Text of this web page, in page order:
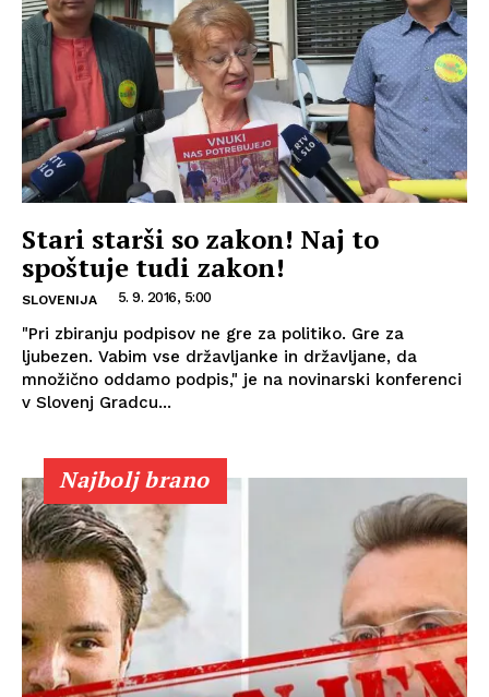
Stari starši so zakon! Naj to
spoštuje tudi zakon!
SLOVENIJA 5. 9. 2016, 5:00
"Pri zbiranju podpisov ne gre za politiko. Gre za
ljubezen. Vabim vse državljanke in državljane, da
množično oddamo podpis," je na novinarski konferenci
v Slovenj Gradcu...
Najbolj brano